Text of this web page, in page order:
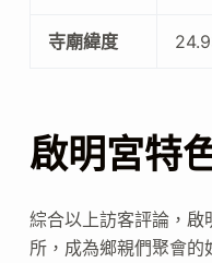
寺廟緯度
啟明宮特
綜合以上訪客評論，啟
所，成為鄉親們聚會